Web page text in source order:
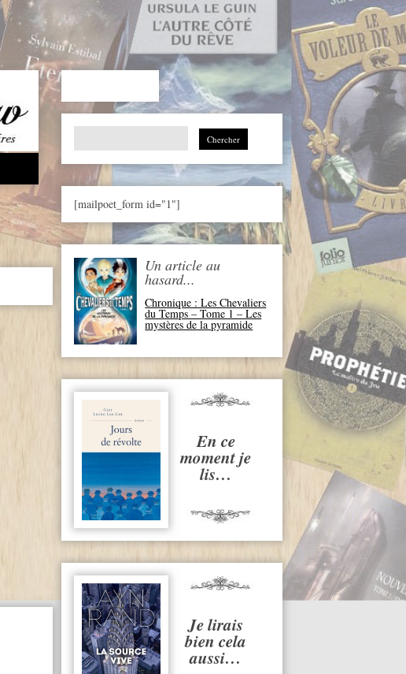
Search
[mailpoet_form id="1"]
Un article au
hasard...
Chronique : Les Chevaliers
du Temps – Tome 1 – Les
mystères de la pyramide
En ce
moment je
lis…
Je lirais
bien cela
aussi…